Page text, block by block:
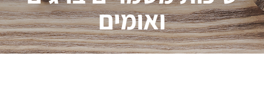
ואומים